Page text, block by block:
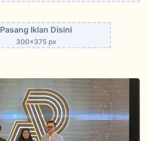
Pasang Iklan Disini
300x375 px